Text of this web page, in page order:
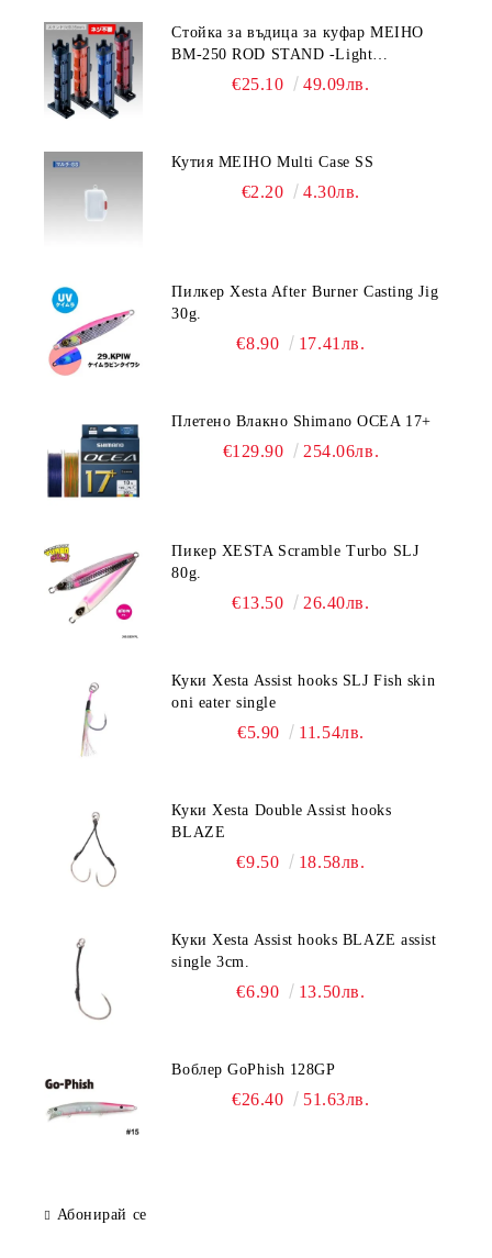
Стойка за въдица за куфар MEIHO
BM-250 ROD STAND -Light
Blue/Black color
€25.10 49.09лв.
Кутия MEIHO Multi Case SS
€2.20 4.30лв.
Пилкер Xesta After Burner Casting Jig
30g.
€8.90 17.41лв.
Плетено Влакно Shimano OCEA 17+
€129.90 254.06лв.
Пикер XESTA Scramble Turbo SLJ
80g.
€13.50 26.40лв.
Куки Xesta Assist hooks SLJ Fish skin
oni eater single
€5.90 11.54лв.
Куки Xesta Double Assist hooks
BLAZE
€9.50 18.58лв.
Куки Xesta Assist hooks BLAZE assist
single 3cm.
€6.90 13.50лв.
Воблер GoPhish 128GP
€26.40 51.63лв.
Абонирай се